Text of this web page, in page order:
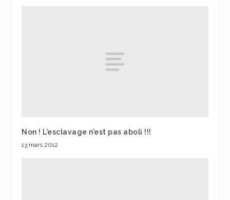
Non ! L’esclavage n’est pas aboli !!!
13 mars 2012